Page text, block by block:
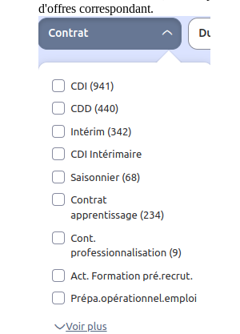
d'offres correspondant.